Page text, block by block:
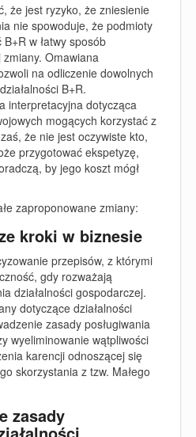
że jest ryzyko, że zniesienie
nie spowoduje, że podmioty
w łatwy sposób
Omawiana
na odliczenie dowolnych
B+R.
interpretacyjna dotycząca
mogących korzystać z
że nie jest oczywiste kto,
przygotować ekspetyzę,
by jego koszt mógł
zaproponowane zmiany:
kroki w biznesie
przepisów, z którymi
gdy rozważają
działalności gospodarczej.
dotyczące działalności
zasady posługiwania
wyeliminowanie wątpliwości
karencji odnoszącej się
skorzystania z tzw. Małego
zasady